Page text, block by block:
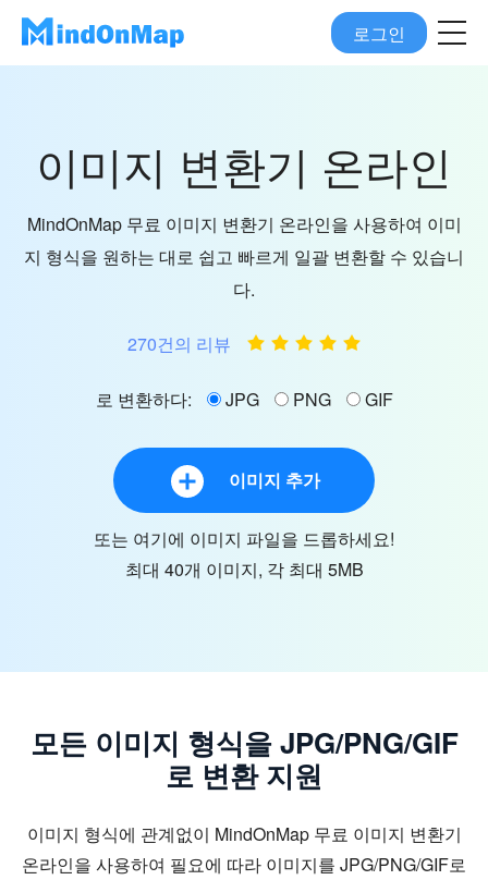
로그인
이미지 변환기 온라인
MindOnMap 무료 이미지 변환기 온라인을 사용하여 이미
지 형식을 원하는 대로 쉽고 빠르게 일괄 변환할 수 있습니
다.
270건의 리뷰
로 변환하다: JPG PNG GIF
이미지 추가
또는 여기에 이미지 파일을 드롭하세요!
최대 40개 이미지, 각 최대 5MB
모든 이미지 형식을 JPG/PNG/GIF
로 변환 지원
이미지 형식에 관계없이 MindOnMap 무료 이미지 변환기
온라인을 사용하여 필요에 따라 이미지를 JPG/PNG/GIF로